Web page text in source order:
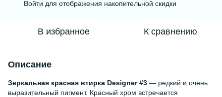
Войти для отображения накопительной скидки
В избранное К сравнению
Описание
Зеркальная красная втирка Designer #3 — редкий и очень
выразительный пигмент. Красный хром встречается